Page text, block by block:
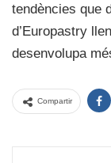
tendències que
d’Europastry
desenvolupa
Compartir